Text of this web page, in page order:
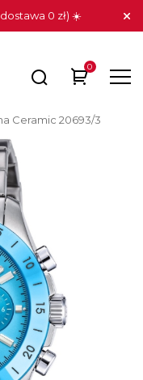
0 zł) ☀️
0
Ceramic 20693/3